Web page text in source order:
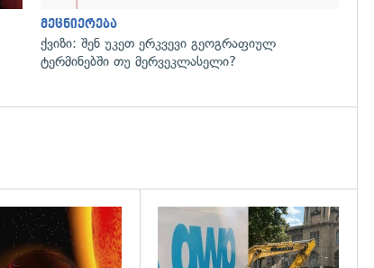
მეცნიერება
ქვიზი: შენ უკეთ ერკვევი გეოგრაფიულ
ტერმინებში თუ მერვეკლასელი?
გადახედვა